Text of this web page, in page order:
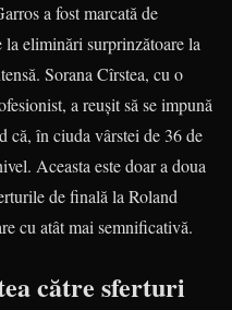
a fost marcată de
eliminări surprinzătoare la
Sorana Cîrstea, cu o
a reușit să se impună
că, în ciuda vârstei de 36 de
Aceasta este doar a doua
de finală la Roland
cu atât mai semnificativă.
către sferturi